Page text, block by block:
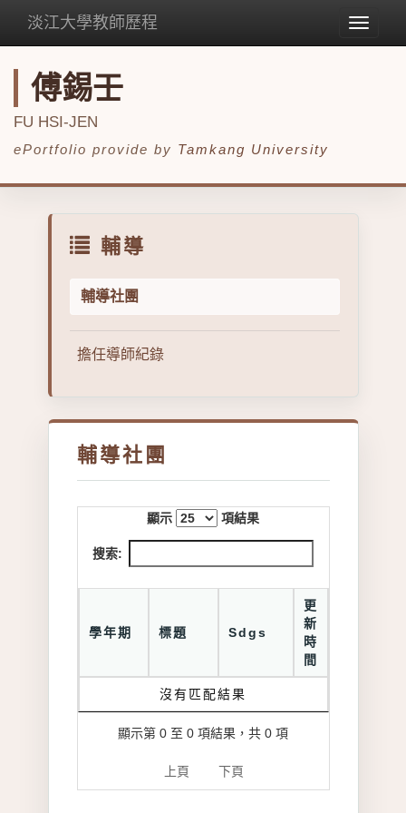
Toggle
淡江大學教師歷程
傅錫壬
FU HSI-JEN
ePortfolio provide by Tamkang University
輔導
輔導社團
擔任導師紀錄
輔導社團
顯示 項結果
搜索:
學年期 標題 Sdgs
更
新
時
間
沒有匹配結果
顯示第 0 至 0 項結果，共 0 項
上頁 下頁